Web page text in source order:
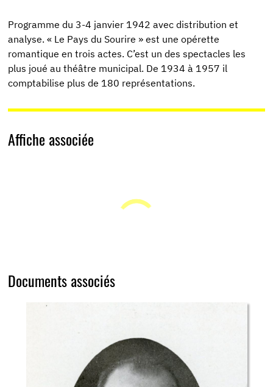
Programme du 3-4 janvier 1942 avec distribution et
analyse. « Le Pays du Sourire » est une opérette
romantique en trois actes. C’est un des spectacles les
plus joué au théâtre municipal. De 1934 à 1957 il
comptabilise plus de 180 représentations.
Affiche associée
Documents associés